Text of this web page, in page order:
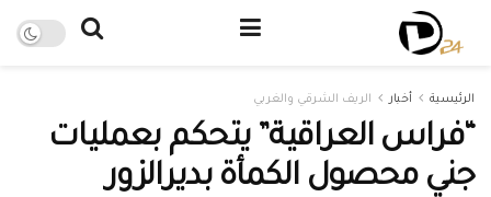
الرئيسية أخبار الريف الشرقي والغربي
“فراس العراقية” يتحكم بعمليات
جني محصول الكمأة بديرالزور